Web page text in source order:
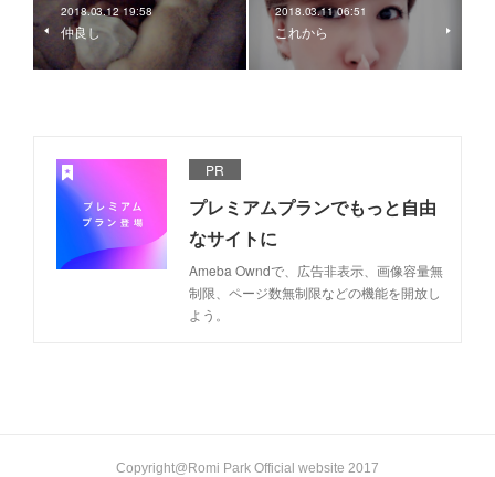
2018.03.12 19:58
仲良し
2018.03.11 06:51
これから
PR
プレミアムプランでもっと自由
なサイトに
Ameba Owndで、広告非表示、画像容量無
制限、ページ数無制限などの機能を開放し
よう。
Copyright@Romi Park Official website 2017